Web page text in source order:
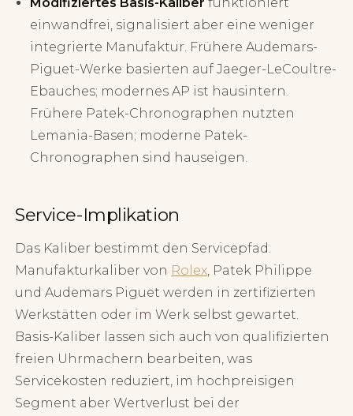
einwandfrei, signalisiert aber eine weniger
integrierte Manufaktur. Frühere Audemars-
Piguet-Werke basierten auf Jaeger-LeCoultre-
Ebauches; modernes AP ist hausintern.
Frühere Patek-Chronographen nutzten
Lemania-Basen; moderne Patek-
Chronographen sind hauseigen.
Service-Implikation
Das Kaliber bestimmt den Servicepfad.
Manufakturkaliber von Rolex , Patek Philippe
und Audemars Piguet werden in zertifizierten
Werkstätten oder im Werk selbst gewartet.
Basis-Kaliber lassen sich auch von qualifizierten
freien Uhrmachern bearbeiten, was
Servicekosten reduziert, im hochpreisigen
Segment aber Wertverlust bei der